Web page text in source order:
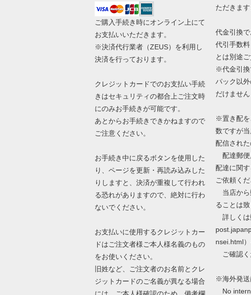
ご購入手続き時にオンライン上にて
お支払いいただきます。
※決済代行業者（ZEUS）を利用し
決済を行っております。
クレジットカードでのお支払い手続
きはセキュリティの都合上ご注文時
にのみお手続きが可能です。
あとからお手続きできかねますので
ご注意ください。
お手続き中に戻るボタンを使用した
り、ページを更新・再読み込みした
りしますと、決済が重複して行われ
る恐れがありますので、絶対に行わ
ないでください。
お支払いに使用するクレジットカー
ドはご注文者様ご本人様名義のもの
をお使いください。
旧姓など、ご注文者のお名前とクレ
ジットカードのご名義が異なる場合
ただきま
代金引換で
代引手数
とは別途
※代金引換
パック以
だけません
※置き配を
数ですが
配信され
配達郵便
配達に関す
ご依頼くだ
当店から
ることは致
詳しくは
nsei.html
ご確認く
※海外発送
No